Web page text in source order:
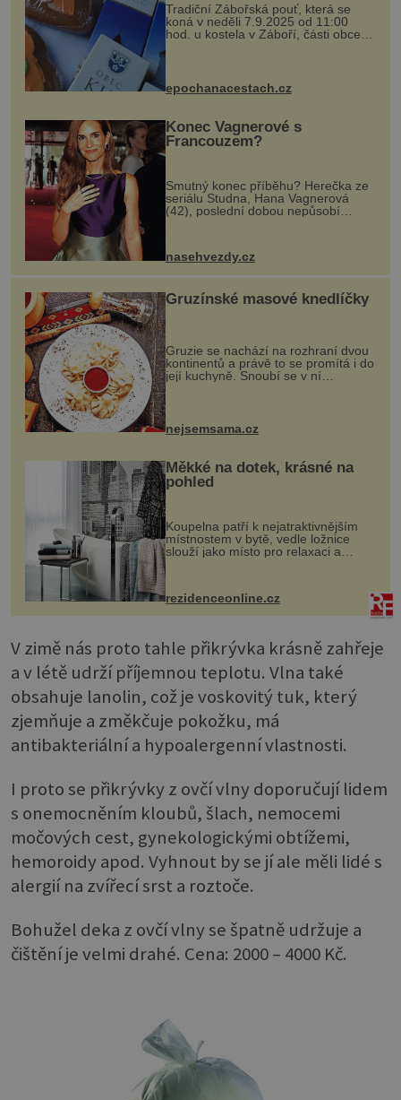
Tradiční Zábořská pouť, která se
koná v neděli 7.9.2025 od 11:00
hod. u kostela v Záboří, části obce
Kly u Mělníka. V programu naleznete
komentovanou prohlídku kostela,
epochanacestach.cz
Konec Vagnerové s
Francouzem?
Smutný konec příběhu? Herečka ze
seriálu Studna, Hana Vagnerová
(42), poslední dobou nepůsobí
nasehvezdy.cz
Gruzínské masové knedlíčky
Gruzie se nachází na rozhraní dvou
kontinentů a právě to se promítá i do
její kuchyně. Snoubí se v ní
evropské a asijské chutě a díky tomu
vznikají rozmanité a chuťově bohaté
pokrmy, které rozhodně st...
nejsemsama.cz
Měkké na dotek, krásné na
pohled
Koupelna patří k nejatraktivnějším
místnostem v bytě, vedle ložnice
slouží jako místo pro relaxaci a
odpočinek. Koupelnový textil –
ručníky, osušky a koberečky –
mohou jako mávnutím kouzelného
proutku...
rezidenceonline.cz
V zimě nás proto tahle přikrývka krásně zahřeje
a v létě udrží příjemnou teplotu. Vlna také
obsahuje lanolin, což je voskovitý tuk, který
zjemňuje a změkčuje pokožku, má
antibakteriální a hypoalergenní vlastnosti.
I proto se přikrývky z ovčí vlny doporučují lidem
s onemocněním kloubů, šlach, nemocemi
močových cest, gynekologickými obtížemi,
hemoroidy apod. Vyhnout by se jí ale měli lidé s
alergií na zvířecí srst a roztoče.
Bohužel deka z ovčí vlny se špatně udržuje a
čištění je velmi drahé. Cena: 2000 – 4000 Kč.